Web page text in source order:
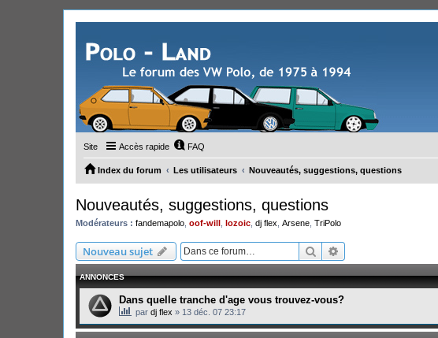
Site Accès rapide FAQ
Index du forum Les utilisateurs Nouveautés, suggestions, questions
Nouveautés, suggestions, questions
Modérateurs : fandemapolo oof-will lozoic dj flex Arsene TriPolo
Nouveau sujet Rechercher
ANNONCES
Dans quelle tranche d'age vous trouvez-vous?
par dj flex » 13 déc. 07 23:17